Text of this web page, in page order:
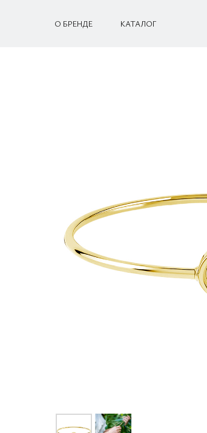
КАТАЛОГ
О БРЕНДЕ